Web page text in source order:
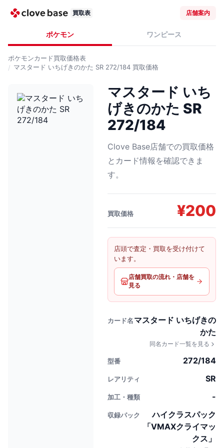
買取表 店舗案内
ポケモン ワンピース
ポケモンカード買取価格表
マスタード いちげきのかた SR 272/184 買取価格
マスタード いち
げきのかた SR
272/184
Clove Base店舗での買取価格
とカード情報を確認できま
す。
買取価格 ¥200
店頭で査定・買取を受け付けて
います。
店舗買取の流れ・店舗を
見る
カード名マスタード いちげきの
かた
同名カード一覧を見る
型番 272/184
レアリティ SR
加工・種類 -
収録パック
ハイクラスパック
「VMAXクライマッ
クス」